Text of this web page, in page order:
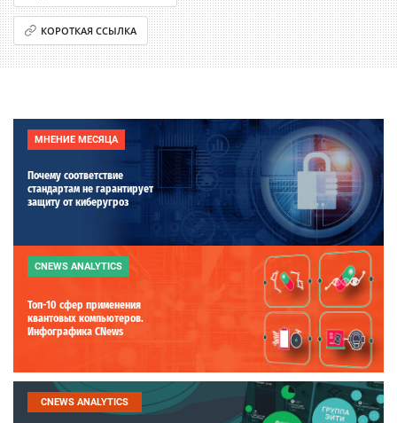
КОРОТКАЯ ССЫЛКА
МНЕНИЕ МЕСЯЦА
Почему соответствие
стандартам не гарантирует
защиту от киберугроз
CNEWS ANALYTICS
Топ-10 сфер применения
квантовых компьютеров.
Инфографика CNews
CNEWS ANALYTICS